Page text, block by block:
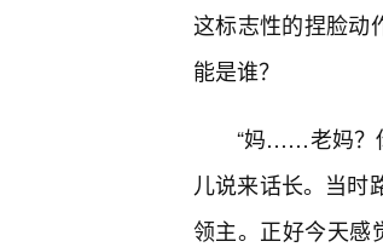
这标志性的捏脸动
能是谁？
“妈……老妈？
儿说来话长。当时
领主。正好今天感